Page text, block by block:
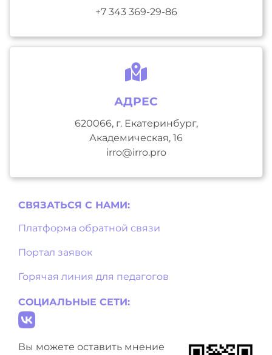
+7 343 369-29-86
АДРЕС
620066, г. Екатеринбург,
Академическая, 16
irro@irro.pro
СВЯЗАТЬСЯ С НAМИ:
Платформа обратной связи
Портал заявок
Горячая линия для педагогов
СОЦИАЛЬНЫЕ СЕТИ:
Вы можете оставить мнение